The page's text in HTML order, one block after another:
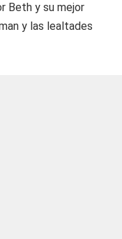
Beth y su mejor
y las lealtades